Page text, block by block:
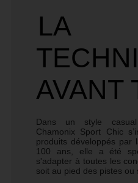
LA
AVANT
Dans un style
Chamonix Sport Chic
produits développés par
100 ans, elle a été
s'adapter à toutes les
soit au pied des pistes ou